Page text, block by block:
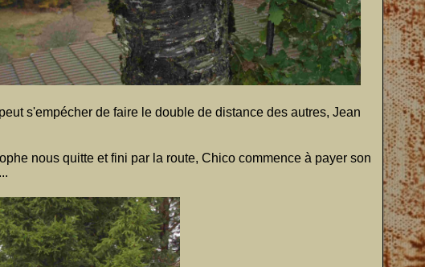
s'empécher de faire le double de distance des autres, Jean
nous quitte et fini par la route, Chico commence à payer son